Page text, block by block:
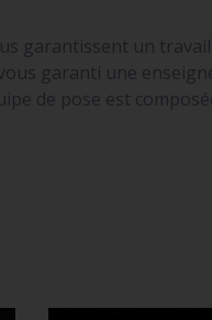
garantissent un
garanti une
de pose est